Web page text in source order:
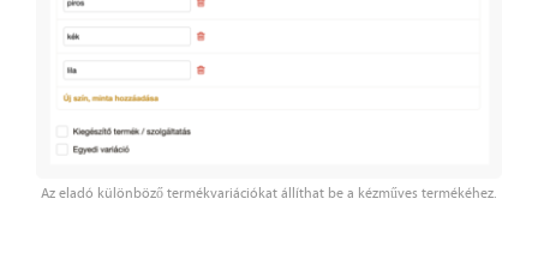
Az eladó különböző termékvariációkat állíthat be a kézműves termékéhez.